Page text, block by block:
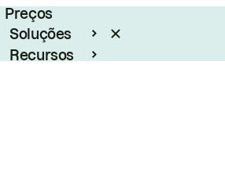
Preços
Soluções
Recursos